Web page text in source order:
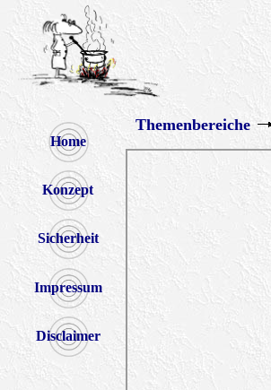
Home
Konzept
Sicherheit
Impressum
Disclaimer
Themenbereiche